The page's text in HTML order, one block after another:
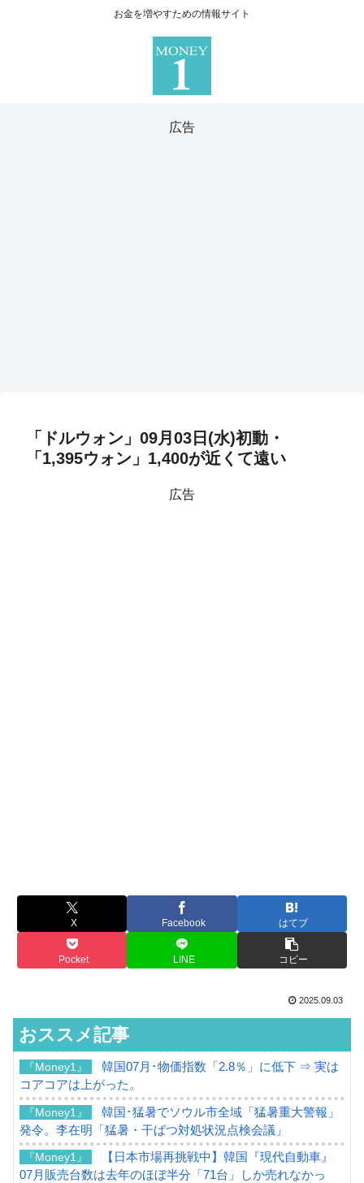
お金を増やすための情報サイト
広告
「ドルウォン」09月03日(水)初動・
「1,395ウォン」1,400が近くて遠い
広告
X Facebook はてブ
Pocket LINE コピー
2025.09.03
おススメ記事
『Money1』
韓国07月･物価指数「2.8％」に低下 ⇒ 実は
コアコアは上がった。
『Money1』
韓国･猛暑でソウル市全域「猛暑重大警報」
発令。李在明「猛暑・干ばつ対処状況点検会議」
『Money1』
【日本市場再挑戦中】韓国『現代自動車』
07月販売台数は去年のほぼ半分「71台」しか売れなかっ